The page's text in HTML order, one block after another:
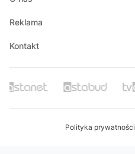
Reklama
Kontakt
Polityka prywatności